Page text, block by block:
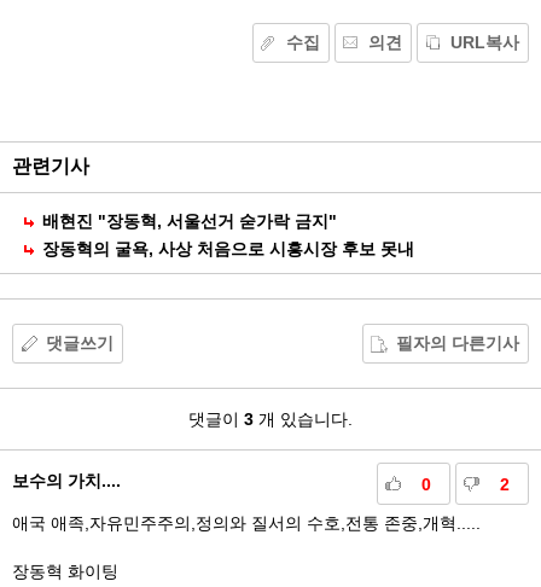
수집 의견 URL복사
공
유
관련기사
배현진 "장동혁, 서울선거 숟가락 금지"
장동혁의 굴욕, 사상 처음으로 시흥시장 후보 못내
댓글쓰기 필자의 다른기사
글
댓글이 3 개 있습니다.
0 2
보수의 가치....
애국 애족,자유민주주의,정의와 질서의 수호,전통 존중,개혁.....
장동혁 화이팅